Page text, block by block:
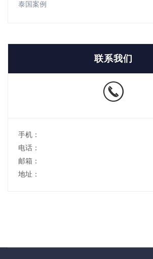
泰国案例
联系我们
手机：
电话：
邮箱：
地址：